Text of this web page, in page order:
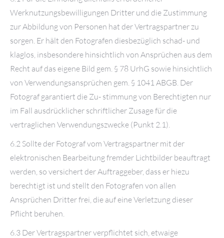
Werknutzungsbewilligungen Dritter und die Zustimmung
zur Abbildung von Personen hat der Vertragspartner zu
sorgen. Er hält den Fotografen diesbezüglich schad- und
klaglos, insbesondere hinsichtlich von Ansprüchen aus dem
Recht auf das eigene Bild gem. § 78 UrhG sowie hinsichtlich
von Verwendungsansprüchen gem. § 1041 ABGB. Der
Fotograf garantiert die Zu- stimmung von Berechtigten nur
im Fall ausdrücklicher schriftlicher Zusage für die
vertraglichen Verwendungszwecke (Punkt 2.1).
6.2 Sollte der Fotograf vom Vertragspartner mit der
elektronischen Bearbeitung fremder Lichtbilder beauftragt
werden, so versichert der Auftraggeber, dass er hiezu
berechtigt ist und stellt den Fotografen von allen
Ansprüchen Dritter frei, die auf eine Verletzung dieser
Pflicht beruhen.
6.3 Der Vertragspartner verpflichtet sich, etwaige